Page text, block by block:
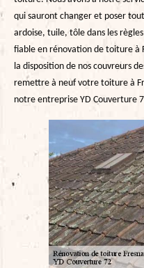
qui sauront changer et poser
ardoise, tuile, tôle dans les
fiable en rénovation de toiture à
la disposition de nos couvreurs
remettre à neuf votre toiture à
notre entreprise YD Couverture